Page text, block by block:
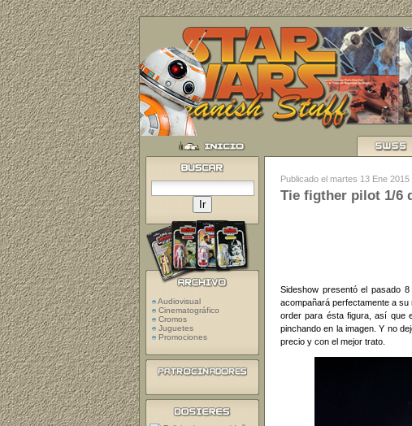
Publicado el martes 13 Ene 2015
Tie figther pilot 1/6
Sideshow presentó el pasado
acompañará perfectamente a
order para ésta figura, así que
pinchando en la imagen. Y no
precio y con el mejor trato.
Audiovisual
Cinematográfico
Cromos
Juguetes
Promociones